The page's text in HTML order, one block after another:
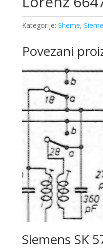
Kategorije: Sheme,
Povezani
Siemens SK